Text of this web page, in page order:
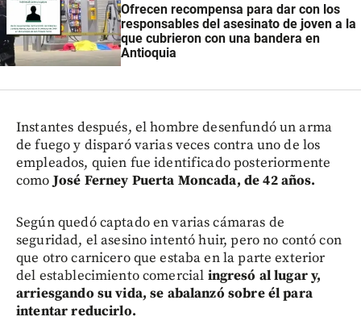
Ofrecen recompensa para dar con los
responsables del asesinato de joven a la
que cubrieron con una bandera en
Antioquia
Instantes después, el hombre desenfundó un arma
de fuego y disparó varias veces contra uno de los
empleados, quien fue identificado posteriormente
comoJosé Ferney Puerta Moncada, de 42 años.
Según quedó captado en varias cámaras de
seguridad, el asesino intentó huir, pero no contó con
que otro carnicero que estaba en la parte exterior
del establecimiento comercial ingresó al lugar y,
arriesgando su vida, se abalanzó sobre él para
intentar reducirlo.